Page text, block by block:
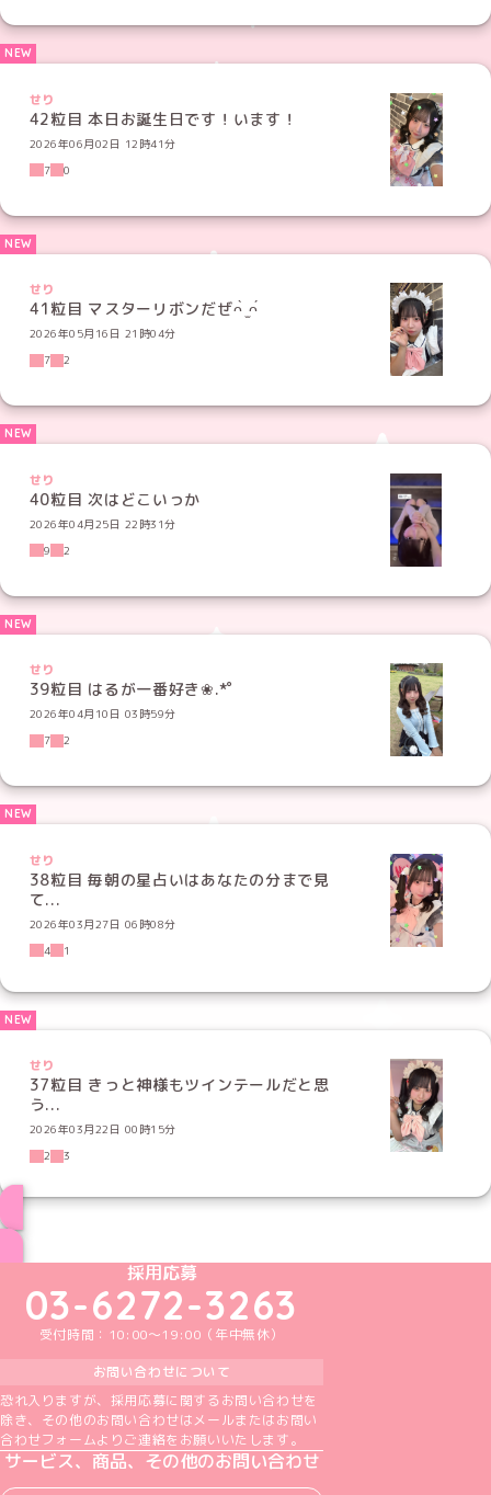
せり
42粒目 本日お誕生日です！います！
2026年06月02日 12時41分
7
0
せり
41粒目 マスターリボンだぜᴖ̀ ̫ᴖ́
2026年05月16日 21時04分
7
2
せり
40粒目 次はどこいっか
2026年04月25日 22時31分
9
2
せり
39粒目 はるが一番好き❀.*ﾟ
2026年04月10日 03時59分
7
2
せり
38粒目 毎朝の星占いはあなたの分まで見
て...
2026年03月27日 06時08分
4
1
せり
37粒目 きっと神様もツインテールだと思
う...
2026年03月22日 00時15分
2
3
めいどりーみんTikTok公式アカウント
めいどりーみんX公式アカウント
めいどりーみんInstagram公式アカウント
めいどりーみんFacebook公式アカウン
めいどりーみんYouTube公式アカ
採用応募
03-6272-3263
受付時間：10:00～19:00（年中無休）
お問い合わせについて
恐れ入りますが、採用応募に関するお問い合わせを
除き、その他のお問い合わせはメールまたはお問い
合わせフォームよりご連絡をお願いいたします。
サービス、商品、その他のお問い合わせ